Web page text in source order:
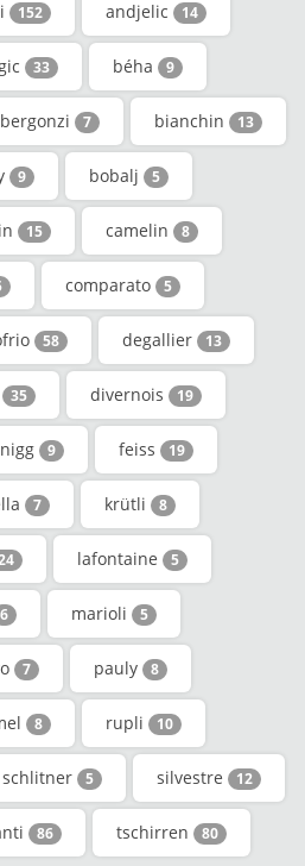
152 andjelic 14
33 béha 9
bergonzi 7 bianchin 13
9 bobalj 5
15 camelin 8
comparato 5
58 degallier 13
35 divernois 19
9 feiss 19
7 krütli 8
lafontaine 5
6 marioli 5
7 pauly 8
8 rupli 10
schlitner 5 silvestre 12
86 tschirren 80